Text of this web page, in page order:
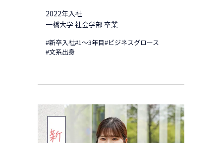
2022年入社
一橋大学 社会学部 卒業
#新卒入社#1～3年目#ビジネスグロース
#文系出身